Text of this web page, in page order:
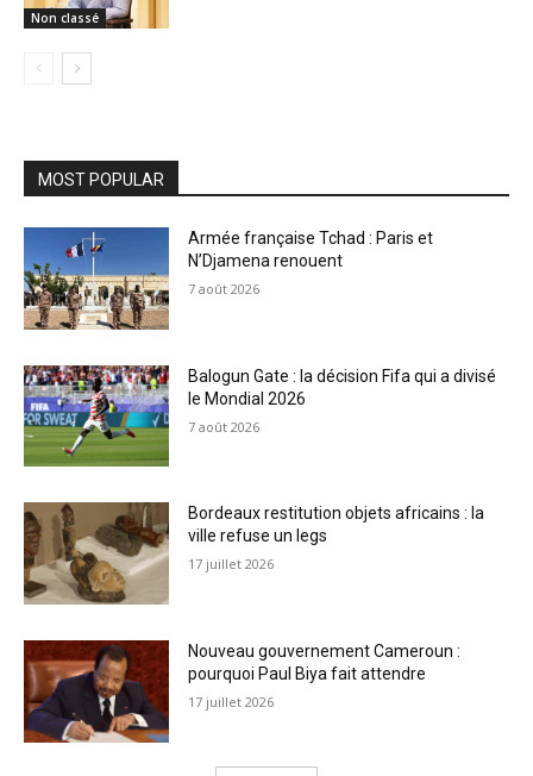
Non classé
MOST POPULAR
Armée française Tchad : Paris et
N’Djamena renouent
7 août 2026
Balogun Gate : la décision Fifa qui a divisé
le Mondial 2026
7 août 2026
Bordeaux restitution objets africains : la
ville refuse un legs
17 juillet 2026
Nouveau gouvernement Cameroun :
pourquoi Paul Biya fait attendre
17 juillet 2026